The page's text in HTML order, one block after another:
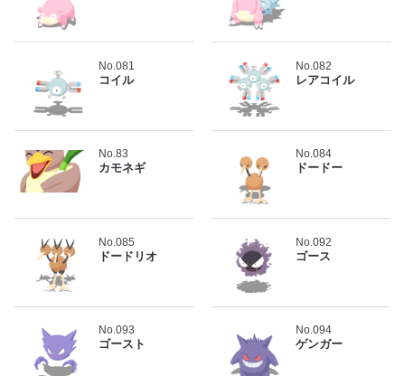
No.081
コイル
No.082
レアコイル
No.83
カモネギ
No.084
ドードー
No.085
ドードリオ
No.092
ゴース
No.093
ゴースト
No.094
ゲンガー